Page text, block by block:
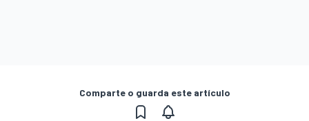
Comparte o guarda este artículo